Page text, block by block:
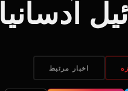
آدسانیا
اخبار مرتبط